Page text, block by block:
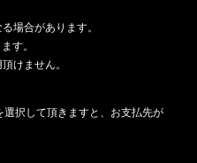
場合があります。
す。
けません。
択して頂きますと、お支払先が